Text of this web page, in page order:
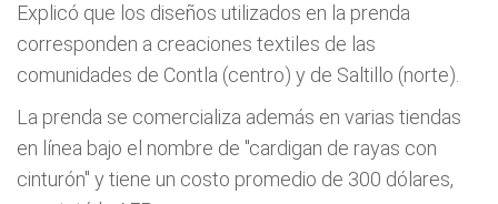
Explicó que los diseños utilizados en la prenda
corresponden a creaciones textiles de las
comunidades de Contla (centro) y de Saltillo (norte).
La prenda se comercializa además en varias tiendas
en línea bajo el nombre de "cardigan de rayas con
cinturón" y tiene un costo promedio de 300 dólares,